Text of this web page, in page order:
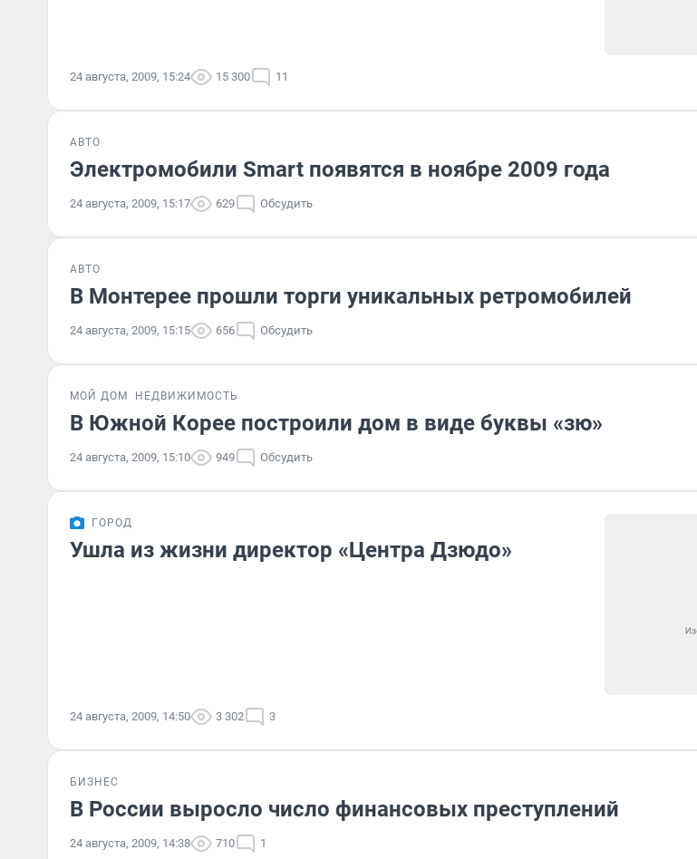
24 августа, 2009, 15:24 15 300 11
АВТО
Электромобили Smart появятся в ноябре 2009 года
24 августа, 2009, 15:17 629 Обсудить
АВТО
В Монтерее прошли торги уникальных ретромобилей
24 августа, 2009, 15:15 656 Обсудить
МОЙ ДОМ НЕДВИЖИМОСТЬ
В Южной Корее построили дом в виде буквы «зю»
24 августа, 2009, 15:10 949 Обсудить
ГОРОД
Ушла из жизни директор «Центра Дзюдо»
24 августа, 2009, 14:50 3 302 3
БИЗНЕС
В России выросло число финансовых преступлений
24 августа, 2009, 14:38 710 1